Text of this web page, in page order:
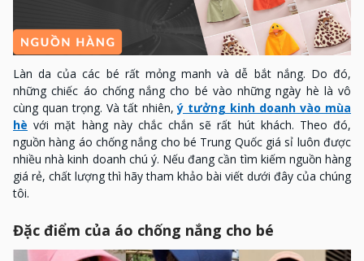
Làn da của các bé rất mỏng manh và dễ bắt nắng. Do đó,
những chiếc áo chống nắng cho bé vào những ngày hè là vô
cùng quan trọng. Và tất nhiên,ý tưởng kinh doanh vào mùa
hè với mặt hàng này chắc chắn sẽ rất hút khách. Theo đó,
nguồn hàng áo chống nắng cho bé Trung Quốc giá sỉ luôn được
nhiều nhà kinh doanh chú ý. Nếu đang cần tìm kiếm nguồn hàng
giá rẻ, chất lượng thì hãy tham khảo bài viết dưới đây của chúng
tôi.
Đặc điểm của áo chống nắng cho bé